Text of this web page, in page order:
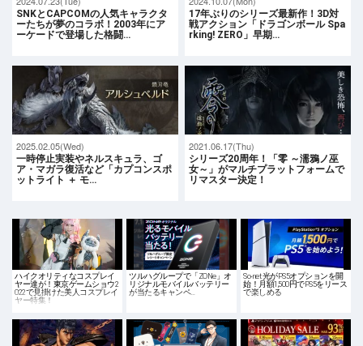
SNKとCAPCOMの人気キャラクタ
ーたちが夢のコラボ！2003年にア
ーケードで登場した格闘…
17年ぶりのシリーズ最新作！3D対
戦アクション「ドラゴンボール Spa
rking! ZERO」早期…
2025.02.05(Wed)
一時停止実装やネルスキュラ、ゴ
ア・マガラ復活など「カプコンスポ
ットライト ＋ モ…
2021.06.17(Thu)
シリーズ20周年！「零 ～濡鴉ノ巫
女～」がマルチプラットフォームで
リマスター決定！
ハイクオリティなコスプレイ
ヤー達が！東京ゲームショウ2
022で見掛けた美人コスプレイ
ヤー特集！
ツルハグループで「ZONe」オ
リジナルモバイルバッテリー
が当たるキャンペ…
So-net 光がPS5オプションを開
始！月額1,500円でPS5をリース
で楽しめる